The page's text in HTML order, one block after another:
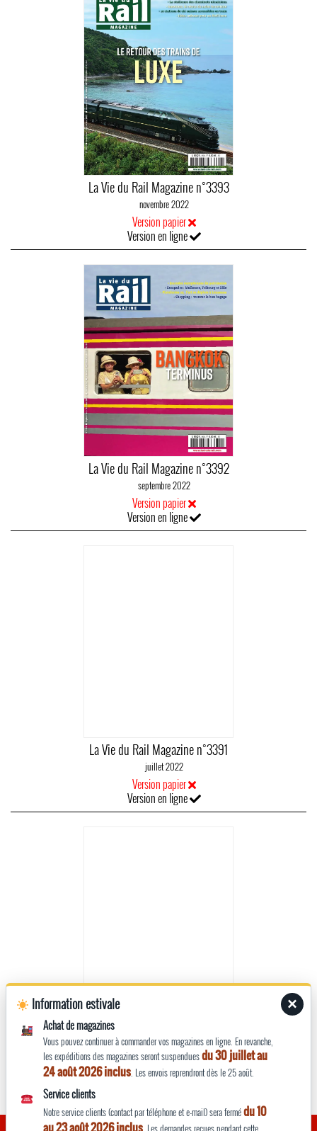
La Vie du Rail Magazine n°3393
novembre 2022
Version papier
Version en ligne
La Vie du Rail Magazine n°3392
septembre 2022
Version papier
Version en ligne
La Vie du Rail Magazine n°3391
juillet 2022
Version papier
Version en ligne
La Vie du Rail Magazine n°3390
mai 2022
×
Information estivale
Achat de magazines
Vous pouvez continuer à commander vos magazines en ligne. En revanche,
les expéditions des magazines seront suspenduesdu 30 juillet au
24 août 2026 inclus. Les envois reprendront dès le 25 août.
Service clients
Notre service clients (contact par téléphone et e-mail) sera fermédu 10
au 23 août 2026 inclus . Les demandes reçues pendant cette